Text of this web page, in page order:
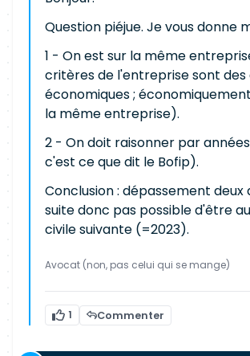
Question piéjue. Je vous donne
1 - On est sur la même
critères de l'entreprise sont
économiques ;
la même entreprise).
2 - On doit raisonner par
c'est ce que dit le Bofip).
Conclusion : dépassement deux
suite donc pas possible d'être
civile suivante (=2023).
Avocat (non, pas celui qui se mange)
1 Commenter